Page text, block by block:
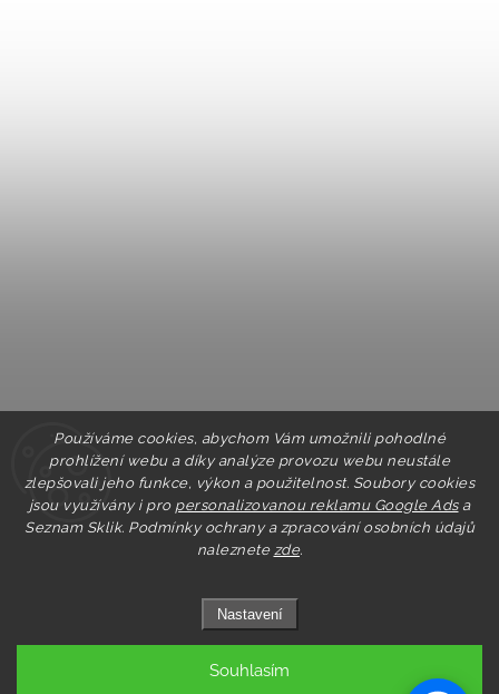
Používáme cookies, abychom Vám umožnili pohodlné
prohlížení webu a díky analýze provozu webu neustále
zlepšovali jeho funkce, výkon a použitelnost. Soubory cookies
jsou využívány i pro personalizovanou reklamu Google Adsa
Seznam Sklik. Podmínky ochrany a zpracování osobních údajů
naleznete zde.
Nastavení
Souhlasím